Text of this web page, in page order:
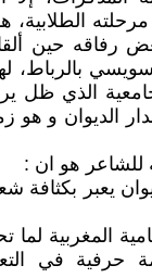
الطلابية،
رفاقه حين
بالرباط،
الذي ظل
الديوان و هو
للشاعر هو ان :
يعبر بكثافة
المغربية لما
حرفية في